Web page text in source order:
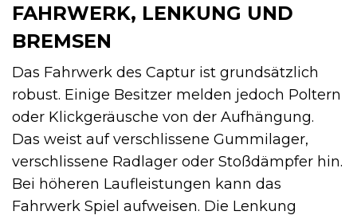
FAHRWERK, LENKUNG UND
BREMSEN
Das Fahrwerk des Captur ist grundsätzlich
robust. Einige Besitzer melden jedoch Poltern
oder Klickgeräusche von der Aufhängung.
Das weist auf verschlissene Gummilager,
verschlissene Radlager oder Stoßdämpfer hin.
Bei höheren Laufleistungen kann das
Fahrwerk Spiel aufweisen. Die Lenkung